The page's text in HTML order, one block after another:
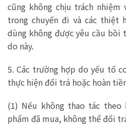
cũng không chịu trách
trong chuyến đi và các thiệt
dùng không được yêu cầu bồi
do này.
5. Các trường hợp do yếu tố
thực hiện đổi trả hoặc hoàn
(1) Nếu không thao tác theo
phẩm đã mua, không thể đổi